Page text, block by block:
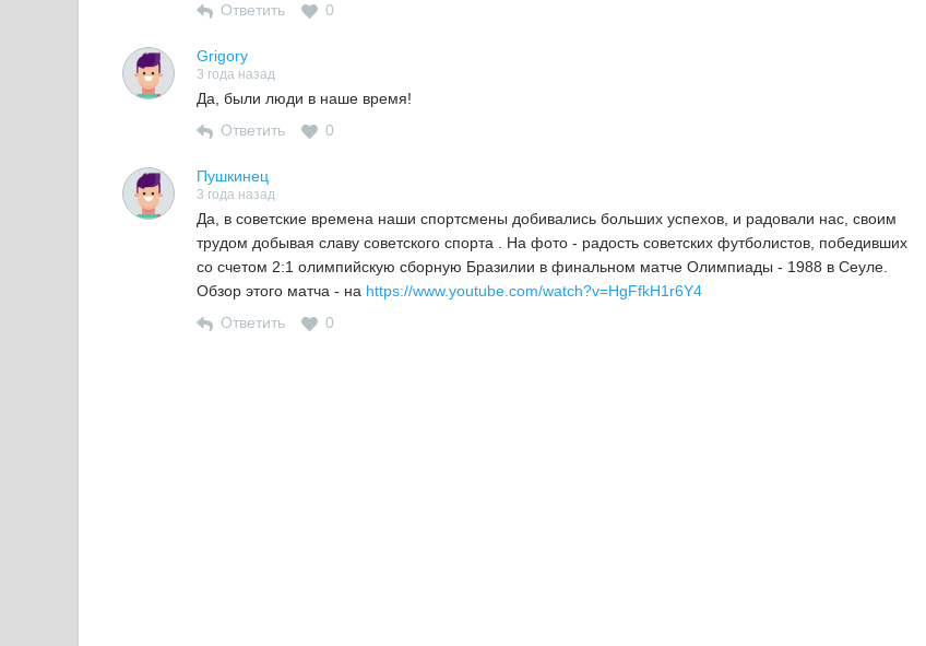
Ответить
0
Grigory
3 года назад
Да, были люди в наше время!
Ответить
0
Пушкинец
3 года назад
Да, в советские времена наши спортсмены добивались больших успехов, и радовали нас, своим
трудом добывая славу советского спорта . На фото - радость советских футболистов, победивших
со счетом 2:1 олимпийскую сборную Бразилии в финальном матче Олимпиады - 1988 в Сеуле.
Обзор этого матча - на https://www.youtube.com/watch?v=HgFfkH1r6Y4
Ответить
0